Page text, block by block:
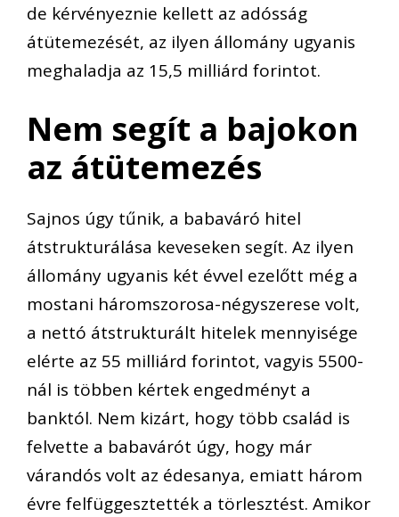
de kérvényeznie kellett az adósság
átütemezését, az ilyen állomány ugyanis
meghaladja az 15,5 milliárd forintot.
Nem segít a bajokon
az átütemezés
Sajnos úgy tűnik, a babaváró hitel
átstrukturálása keveseken segít. Az ilyen
állomány ugyanis két évvel ezelőtt még a
mostani háromszorosa-négyszerese volt,
a nettó átstrukturált hitelek mennyisége
elérte az 55 milliárd forintot, vagyis 5500-
nál is többen kértek engedményt a
banktól. Nem kizárt, hogy több család is
felvette a babavárót úgy, hogy már
várandós volt az édesanya, emiatt három
évre felfüggesztették a törlesztést. Amikor